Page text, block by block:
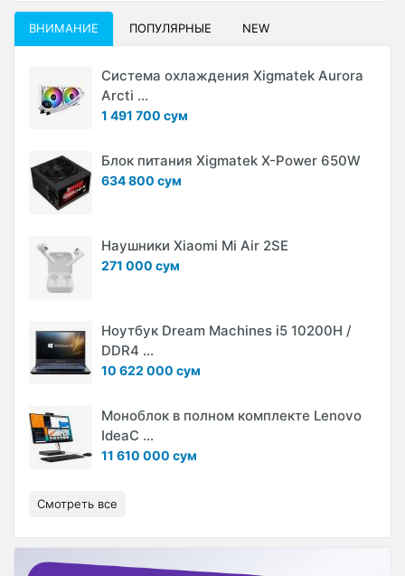
ВНИМАНИЕ ПОПУЛЯРНЫЕ NEW
Система охлаждения Xigmatek Aurora
Arcti ...
1 491 700 сум
Блок питания Xigmatek X-Power 650W
634 800 сум
Наушники Xiaomi Mi Air 2SE
271 000 сум
Ноутбук Dream Machines i5 10200H /
DDR4 ...
10 622 000 сум
Моноблок в полном комплекте Lenovo
IdeaC ...
11 610 000 сум
Смотреть все